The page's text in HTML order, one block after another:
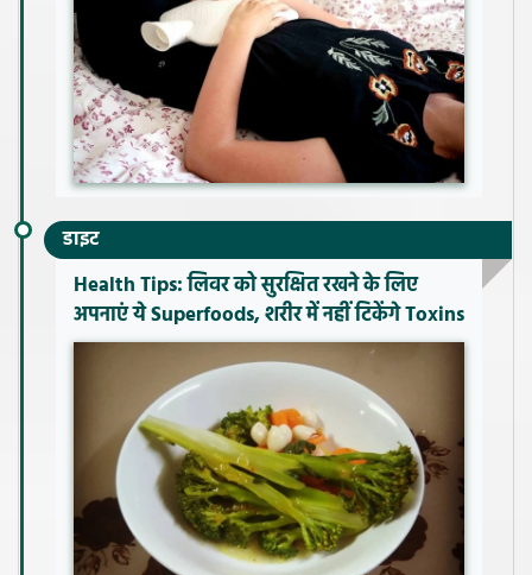
डाइट
Health Tips: लिवर को सुरक्षित रखने के लिए
अपनाएं ये Superfoods, शरीर में नहीं टिकेंगे Toxins